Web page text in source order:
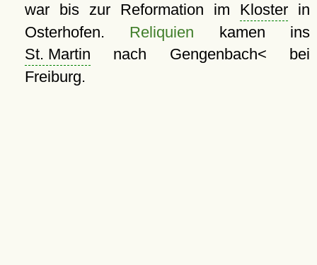
war bis zur Reformation im Klosterin
Osterhofen. Reliquien kamen ins
St. Martin nach Gengenbach< bei
Freiburg.